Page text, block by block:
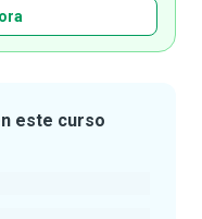
este curso